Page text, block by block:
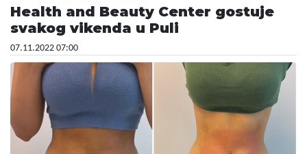
Health and Beauty Center gostuje
svakog vikenda u Puli
07.11.2022 07:00